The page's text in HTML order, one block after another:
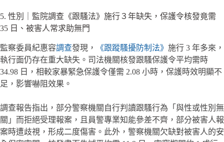
5. 性別｜監院調查《跟騷法》施行３年缺失，保護令核發竟需
35 日、被害人常求助無門
監察委員紀惠容調查發現， 《跟蹤騷擾防制法》 施行 3 年多來，
執行面仍存在重大缺失。司法機關核發跟騷保護令平均需時
34.98 日，相較家暴緊急保護令僅需 2.08 小時，保護時效明顯不
足，影響嚇阻效果。
調查報告指出，部分警察機關自行判讀跟騷行為「與性或性別無
關」而拒絕受理報案，且員警專業知能參差不齊，部分被害人報
案時遭歧視，形成二度傷害。此外，警察機關欠缺對被害人的安